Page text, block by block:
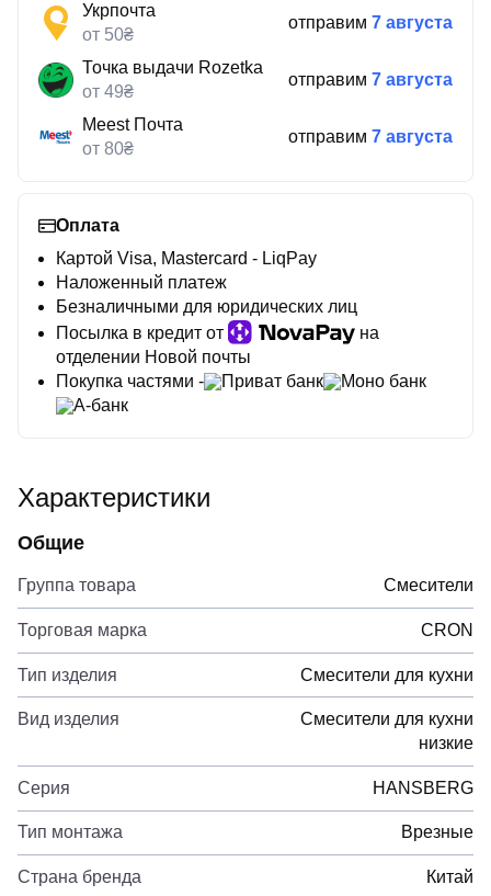
Укрпочта
от 50₴
отправим 7 августа
Точка выдачи Rozetka
от 49₴
отправим 7 августа
Meest Почта
от 80₴
отправим 7 августа
Оплата
Картой Visa, Mastercard - LiqPay
Наложенный платеж
Безналичными для юридических лиц
Посылка в кредит от
на
отделении Новой почты
Покупка частями -
Приват банк
Моно банк
А-банк
Характеристики
Общие
Группа товара Смесители
Торговая марка CRON
Тип изделия Смесители для кухни
Вид изделия
Смесители для кухни
низкие
Серия HANSBERG
Тип монтажа Врезные
Страна бренда Китай